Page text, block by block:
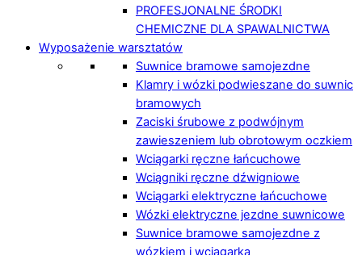
PROFESJONALNE ŚRODKI
CHEMICZNE DLA SPAWALNICTWA
Wyposażenie warsztatów
Suwnice bramowe samojezdne
Klamry i wózki podwieszane do suwnic
bramowych
Zaciski śrubowe z podwójnym
zawieszeniem lub obrotowym oczkiem
Wciągarki ręczne łańcuchowe
Wciągniki ręczne dźwigniowe
Wciągarki elektryczne łańcuchowe
Wózki elektryczne jezdne suwnicowe
Suwnice bramowe samojezdne z
wózkiem i wciągarką